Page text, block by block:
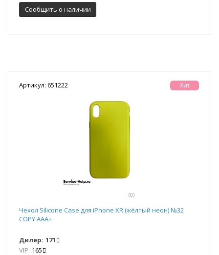
Сообщить о наличии
Артикул: 651222
(0)
Хит
Чехол Silicone Case для iPhone XR (жёлтый неон) №32
COPY AAA+
Дилер: 171
VIP: 165